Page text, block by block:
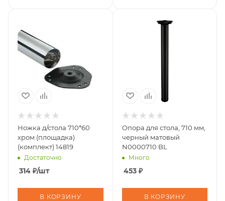
Ножка д/стола 710*60
хром (площадка)
(комплект) 14819
Достаточно
314 ₽/шт
В КОРЗИНУ
Опора для стола, 710 мм,
черный матовый
N0000710 BL
Много
453₽
В КОРЗИНУ